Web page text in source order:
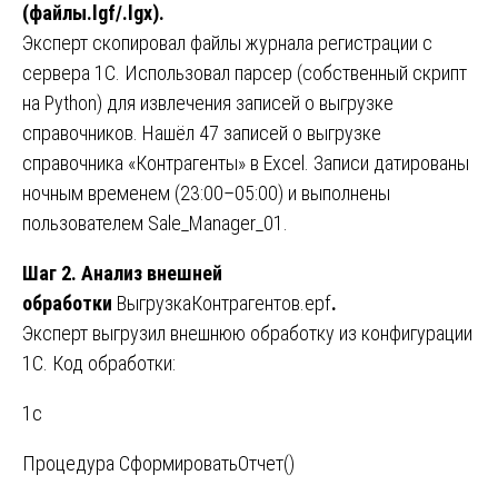
(файлы.lgf/.lgx).
Эксперт скопировал файлы журнала регистрации с
сервера 1С. Использовал парсер (собственный скрипт
на Python) для извлечения записей о выгрузке
справочников. Нашёл 47 записей о выгрузке
справочника «Контрагенты» в Excel. Записи датированы
ночным временем (23:00–05:00) и выполнены
пользователем Sale_Manager_01.
Шаг 2. Анализ внешней
обработки ВыгрузкаКонтрагентов.epf.
Эксперт выгрузил внешнюю обработку из конфигурации
1С. Код обработки:
1c
Процедура СформироватьОтчет()